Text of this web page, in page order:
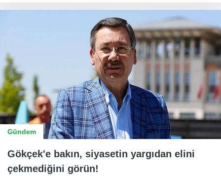
Gündem
Gökçek'e bakın, siyasetin yargıdan elini
çekmediğini görün!